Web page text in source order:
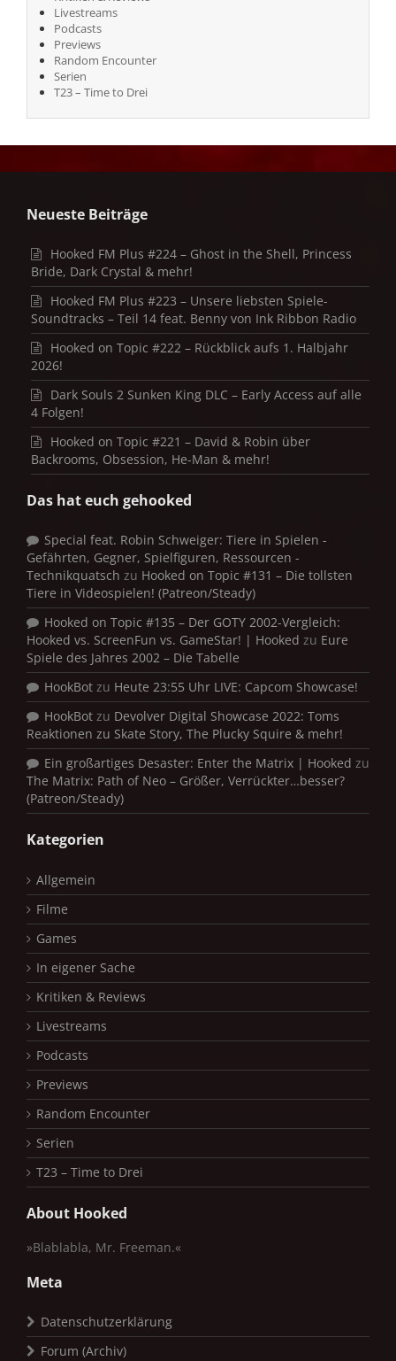
Livestreams
Podcasts
Previews
Random Encounter
Serien
T23 – Time to Drei
Neueste Beiträge
Hooked FM Plus #224 – Ghost in the Shell, Princess
Bride, Dark Crystal & mehr!
Hooked FM Plus #223 – Unsere liebsten Spiele-
Soundtracks – Teil 14 feat. Benny von Ink Ribbon Radio
Hooked on Topic #222 – Rückblick aufs 1. Halbjahr
2026!
Dark Souls 2 Sunken King DLC – Early Access auf alle
4 Folgen!
Hooked on Topic #221 – David & Robin über
Backrooms, Obsession, He-Man & mehr!
Das hat euch gehooked
Special feat. Robin Schweiger: Tiere in Spielen -
Gefährten, Gegner, Spielfiguren, Ressourcen -
Technikquatsch zu Hooked on Topic #131 – Die tollsten
Tiere in Videospielen! (Patreon/Steady)
Hooked on Topic #135 – Der GOTY 2002-Vergleich:
Hooked vs. ScreenFun vs. GameStar! | Hooked zu Eure
Spiele des Jahres 2002 – Die Tabelle
HookBot zu Heute 23:55 Uhr LIVE: Capcom Showcase!
HookBot zu Devolver Digital Showcase 2022: Toms
Reaktionen zu Skate Story, The Plucky Squire & mehr!
Ein großartiges Desaster: Enter the Matrix | Hooked zu
The Matrix: Path of Neo – Größer, Verrückter…besser?
(Patreon/Steady)
Kategorien
Allgemein
Filme
Games
In eigener Sache
Kritiken & Reviews
Livestreams
Podcasts
Previews
Random Encounter
Serien
T23 – Time to Drei
About Hooked
»Blablabla, Mr. Freeman.«
Meta
Datenschutzerklärung
Forum (Archiv)